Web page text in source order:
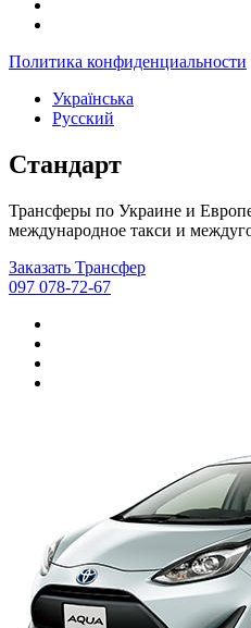
Политика конфиденциальности
Українська
Русский
Стандарт
Трансферы по Украине и
международное такси и
Заказать Трансфер
097 078-72-67